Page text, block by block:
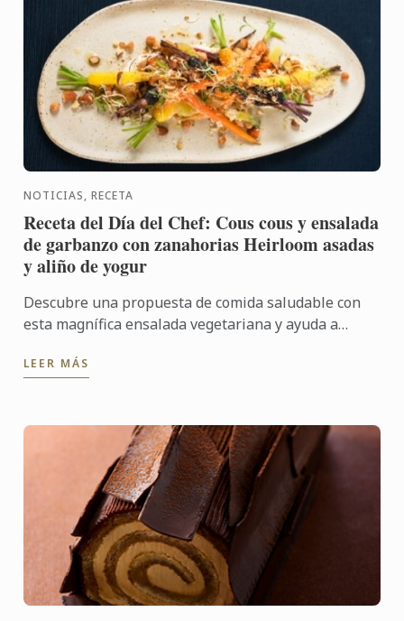
NOTICIAS, RECETA
Receta del Día del Chef: Cous cous y ensalada
de garbanzo con zanahorias Heirloom asadas
y aliño de yogur
Descubre una propuesta de comida saludable con
esta magnífica ensalada vegetariana y ayuda a
través de una ...
LEER MÁS